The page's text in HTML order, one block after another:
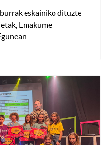
eskainiko dituzte
Emakume